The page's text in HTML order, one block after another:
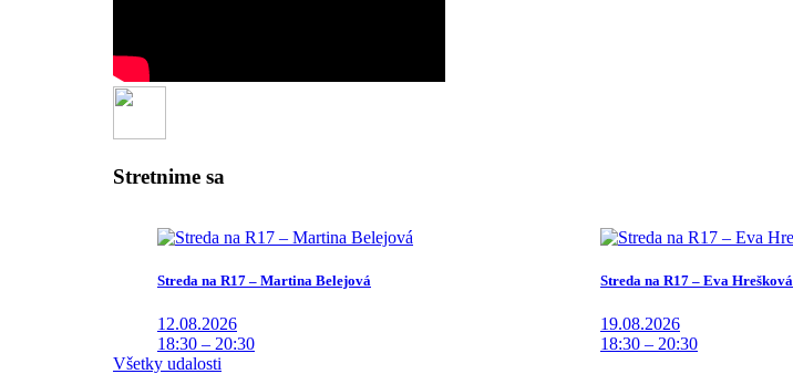
Stretnime sa
Streda na R17 – Martina Belejová
12.08.2026
18:30 – 20:30
Streda na R17 – Eva Hrešková
19.08.2026
18:30 – 20:30
Všetky udalosti